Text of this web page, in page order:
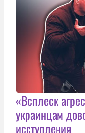
«Всплеск
украинцам
исступления